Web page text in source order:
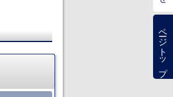
ページトップ